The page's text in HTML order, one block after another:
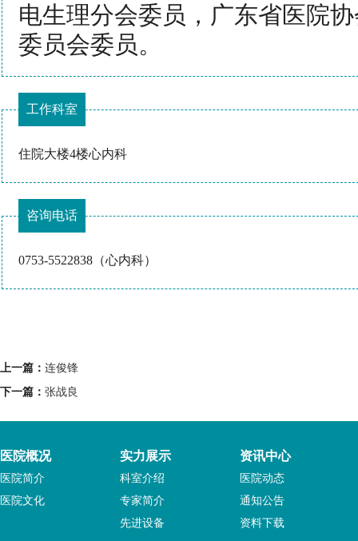
电生理分会委员，广东省医院
委员会委员。
工作科室
住院大楼4楼心内科
咨询电话
0753-5522838（心内科）
上一篇： 连俊锋
下一篇： 张战良
医院概况
医院简介
医院文化
实力展示
科室介绍
专家简介
先进设备
资讯中心
医院动态
通知公告
资料下载